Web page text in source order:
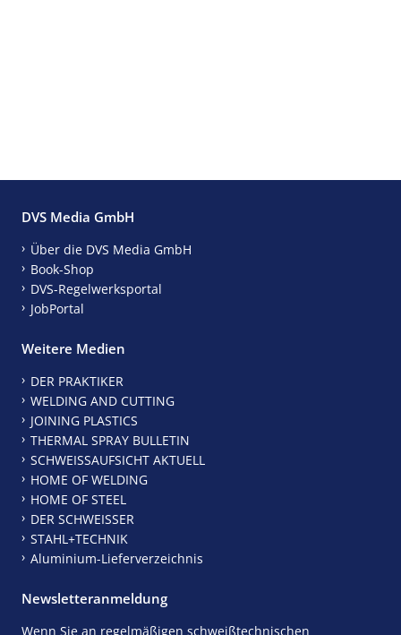
DVS Media GmbH
Über die DVS Media GmbH
Book-Shop
DVS-Regelwerksportal
JobPortal
Weitere Medien
DER PRAKTIKER
WELDING AND CUTTING
JOINING PLASTICS
THERMAL SPRAY BULLETIN
SCHWEISSAUFSICHT AKTUELL
HOME OF WELDING
HOME OF STEEL
DER SCHWEISSER
STAHL+TECHNIK
Aluminium-Lieferverzeichnis
Newsletteranmeldung
Wenn Sie an regelmäßigen schweißtechnischen